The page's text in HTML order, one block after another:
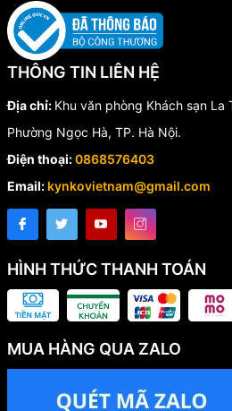
THÔNG TIN LIÊN HỆ
Địa chỉ: Khu văn phòng Khách sạn La
Phường Ngọc Hà, TP. Hà Nội.
Điện thoại:0868576403
Email: kynkovietnam@gmail.com
HÌNH THỨC THANH TOÁN
MUA HÀNG QUA ZALO